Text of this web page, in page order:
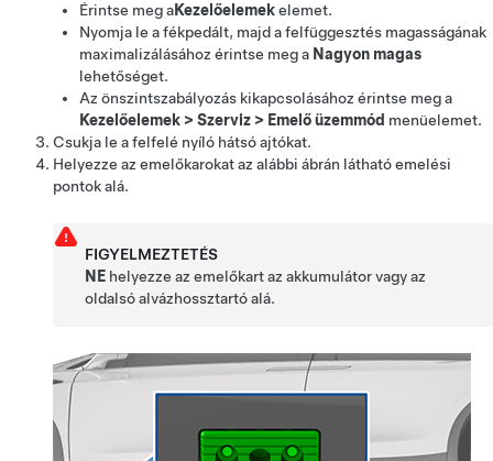
Érintse meg aKezelőelemekelemet.
Nyomja le a fékpedált, majd a felfüggesztés magasságának
maximalizálásához érintse meg a Nagyon magas
lehetőséget.
Az önszintszabályozás kikapcsolásához érintse meg a
Kezelőelemek > Szerviz > Emelő üzemmód menüelemet.
Csukja le a felfelé nyíló hátsó ajtókat.
Helyezze az emelőkarokat az alábbi ábrán látható emelési
pontok alá.
FIGYELMEZTETÉS
NE helyezze az emelőkart az akkumulátor vagy az
oldalsó alvázhossztartó alá.